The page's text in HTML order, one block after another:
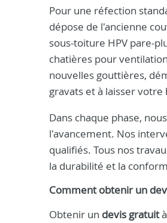
Pour une réfection
dépose de l'ancienne
sous-toiture HPV pare-
chatières pour
nouvelles gouttières,
gravats et à laisser
Dans chaque phase,
l'avancement. Nos
qualifiés. Tous nos
la durabilité et la
Comment obtenir un
Obtenir un devis gratuit